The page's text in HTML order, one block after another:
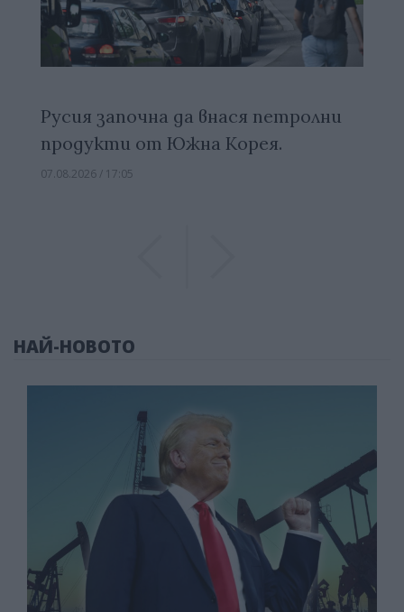
Русия започна да внася петролни
продукти от Южна Корея.
07.08.2026 / 17:05
НАЙ-НОВОТО